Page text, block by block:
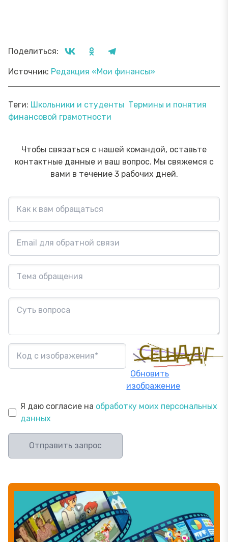
Поделиться:
Источник: Редакция «Мои финансы»
Теги: Школьники и студенты Термины и понятия
финансовой грамотности
Чтобы связаться с нашей командой, оставьте
контактные данные и ваш вопрос. Мы свяжемся с
вами в течение 3 рабочих дней.
Обновить
изображение
Я даю согласие на обработку моих персональных
данных
Отправить запрос